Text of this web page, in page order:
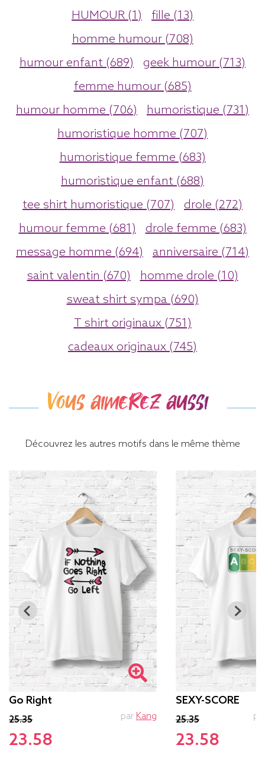
HUMOUR (1)
fille (13)
homme humour (708)
humour enfant (689)
geek humour (713)
femme humour (685)
humour homme (706)
humoristique (731)
humoristique homme (707)
humoristique femme (683)
humoristique enfant (688)
tee shirt humoristique (707)
drole (272)
humour femme (681)
drole femme (683)
message homme (694)
anniversaire (714)
saint valentin (670)
homme drole (10)
sweat shirt sympa (690)
T shirt originaux (751)
cadeaux originaux (745)
Vous aimerez aussi
Découvrez les autres motifs dans le même thème
Go Right
25.35
23.58
par Kang
SEXY-SCORE
25.35
23.58